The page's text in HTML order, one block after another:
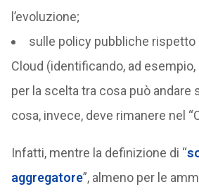
l’evoluzione;
sulle policy pubbliche rispetto
Cloud (identificando, ad
per la scelta tra cosa può andare
cosa, invece, deve rimanere nel
Infatti, mentre la definizione di “
aggregatore”, almeno per le